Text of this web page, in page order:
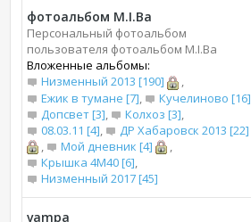
фотоальбом M.I.Bа
Персональный фотоальбом
пользователя фотоальбом M.I.Bа
Вложенные альбомы:
Низменный 2013 [190]
,
Ежик в тумане [7]
Кучелиново [16]
Допсвет [3]
Колхоз [3]
08.03.11 [4]
ДР Хабаровск 2013 [22]
Мой дневник [4]
Крышка 4М40 [6],
Низменный 2017 [45]
vampa